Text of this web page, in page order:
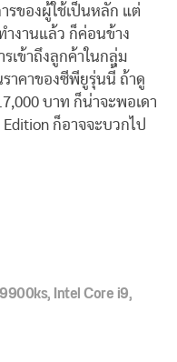
รของผู้ใช้เป็นหลัก แต่
ำงานแล้ว ก็ค่อนข้าง
เข้าถึงลูกค้าในกลุ่ม
าคาของซีพียูรุ่นนี้ ถ้าดู
บาท ก็น่าจะพอเดา
ก็อาจจะบวกไป
,Intel Core i9,